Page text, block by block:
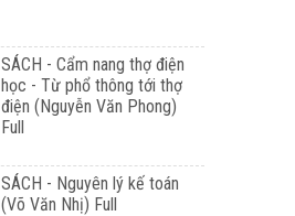
SÁCH - Cẩm nang thợ điện
học - Từ phổ thông tới thợ
điện (Nguyễn Văn Phong)
Full
SÁCH - Nguyên lý kế toán
(Võ Văn Nhị) Full